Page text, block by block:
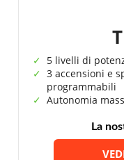
5 livelli di
3 accensioni e
programmabili
Autonomia
La